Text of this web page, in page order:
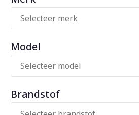
Model
Brandstof